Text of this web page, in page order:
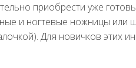
приобрести уже
и ногтевые ножницы или
Для новичков этих